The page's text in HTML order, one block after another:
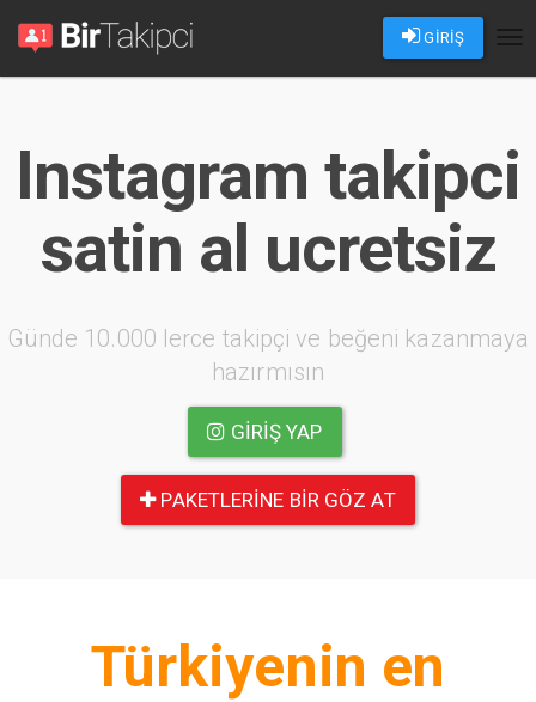
GİRİŞ
Instagram takipci
satin al ucretsiz
Günde 10.000 lerce takipçi ve beğeni kazanmaya
hazırmısın
GIRIŞ YAP
PAKETLERINE BIR GÖZ AT
Türkiyenin en